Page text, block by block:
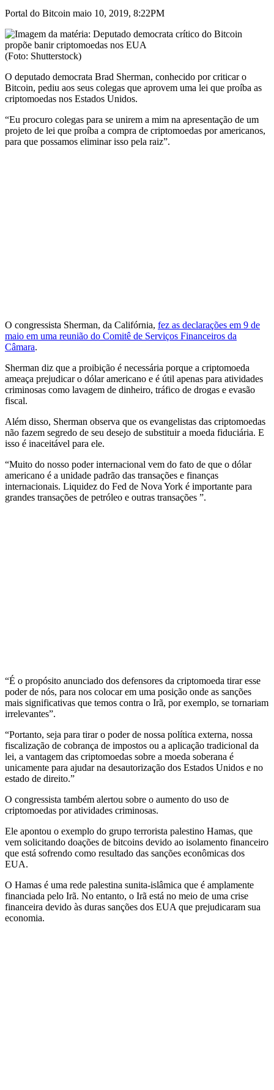
Portal do Bitcoin maio 10, 2019, 8:22PM
(Foto: Shutterstock)
O deputado democrata Brad Sherman, conhecido por criticar o
Bitcoin, pediu aos seus colegas que aprovem uma lei que proíba as
criptomoedas nos Estados Unidos.
“Eu procuro colegas para se unirem a mim na apresentação de um
projeto de lei que proíba a compra de criptomoedas por americanos,
para que possamos eliminar isso pela raiz”.
O congressista Sherman, da Califórnia, fez as declarações em 9 de
maio em uma reunião do Comitê de Serviços Financeiros da
Câmara.
Sherman diz que a proibição é necessária porque a criptomoeda
ameaça prejudicar o dólar americano e é útil apenas para atividades
criminosas como lavagem de dinheiro, tráfico de drogas e evasão
fiscal.
Além disso, Sherman observa que os evangelistas das criptomoedas
não fazem segredo de seu desejo de substituir a moeda fiduciária. E
isso é inaceitável para ele.
“Muito do nosso poder internacional vem do fato de que o dólar
americano é a unidade padrão das transações e finanças
internacionais. Liquidez do Fed de Nova York é importante para
grandes transações de petróleo e outras transações ”.
“É o propósito anunciado dos defensores da criptomoeda tirar esse
poder de nós, para nos colocar em uma posição onde as sanções
mais significativas que temos contra o Irã, por exemplo, se tornariam
irrelevantes”.
“Portanto, seja para tirar o poder de nossa política externa, nossa
fiscalização de cobrança de impostos ou a aplicação tradicional da
lei, a vantagem das criptomoedas sobre a moeda soberana é
unicamente para ajudar na desautorização dos Estados Unidos e no
estado de direito.”
O congressista também alertou sobre o aumento do uso de
criptomoedas por atividades criminosas.
Ele apontou o exemplo do grupo terrorista palestino Hamas, que
vem solicitando doações de bitcoins devido ao isolamento financeiro
que está sofrendo como resultado das sanções econômicas dos
EUA.
O Hamas é uma rede palestina sunita-islâmica que é amplamente
financiada pelo Irã. No entanto, o Irã está no meio de uma crise
financeira devido às duras sanções dos EUA que prejudicaram sua
economia.